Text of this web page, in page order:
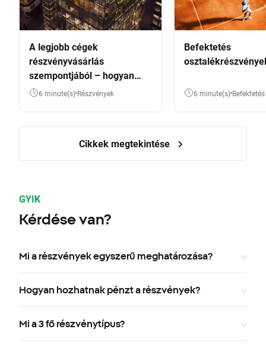
A legjobb cégek
részvényvásárlás
szempontjából – hogyan
válasszunk?
6 minute(s) Részvények
Befektetés
6 minute(s) Befektetés
Cikkek megtekintése
GYIK
Kérdése van?
Mi a részvények egyszerű meghatározása?
Hogyan hozhatnak pénzt a részvények?
Mi a 3 fő részvénytípus?